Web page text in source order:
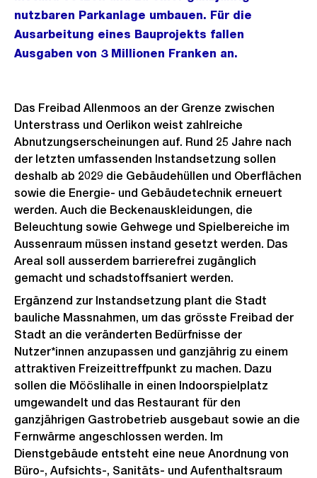
nutzbaren Parkanlage umbauen. Für die
Ausarbeitung eines Bauprojekts fallen
Ausgaben von 3 Millionen Franken an.
Das Freibad Allenmoos an der Grenze zwischen
Unterstrass und Oerlikon weist zahlreiche
Abnutzungserscheinungen auf. Rund 25 Jahre nach
der letzten umfassenden Instandsetzung sollen
deshalb ab 2029 die Gebäudehüllen und Oberflächen
sowie die Energie- und Gebäudetechnik erneuert
werden. Auch die Beckenauskleidungen, die
Beleuchtung sowie Gehwege und Spielbereiche im
Aussenraum müssen instand gesetzt werden. Das
Areal soll ausserdem barrierefrei zugänglich
gemacht und schadstoffsaniert werden.
Ergänzend zur Instandsetzung plant die Stadt
bauliche Massnahmen, um das grösste Freibad der
Stadt an die veränderten Bedürfnisse der
Nutzer*innen anzupassen und ganzjährig zu einem
attraktiven Freizeittreffpunkt zu machen. Dazu
sollen die Mööslihalle in einen Indoorspielplatz
umgewandelt und das Restaurant für den
ganzjährigen Gastrobetrieb ausgebaut sowie an die
Fernwärme angeschlossen werden. Im
Dienstgebäude entsteht eine neue Anordnung von
Büro-, Aufsichts-, Sanitäts- und Aufenthaltsraum